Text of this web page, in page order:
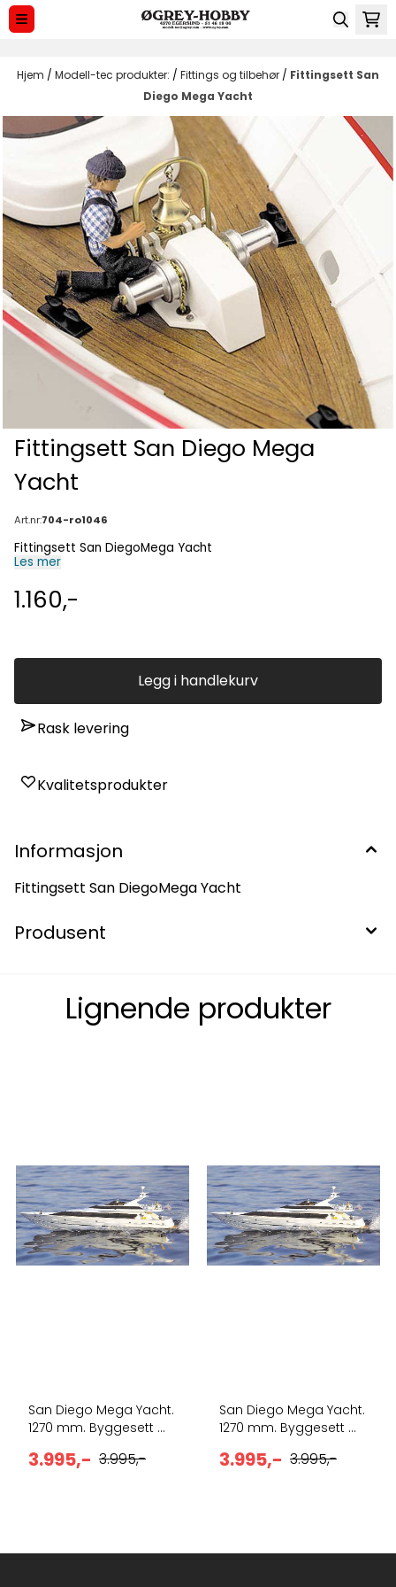
Hopp til innhold
Hjem / Modell-tec produkter: / Fittings og tilbehør / Fittingsett San
Diego Mega Yacht
Fittingsett San Diego Mega
Yacht
Art.nr:704-ro1046
Fittingsett San DiegoMega Yacht
Les mer
1.160,-
Legg i handlekurv
Rask levering
Kvalitetsprodukter
Informasjon
Fittingsett San DiegoMega Yacht
Produsent
Lignende produkter
San Diego Mega Yacht.
1270 mm. Byggesett ...
3.995,- 3.995,-
San Diego Mega Yacht.
1270 mm. Byggesett ...
3.995,- 3.995,-